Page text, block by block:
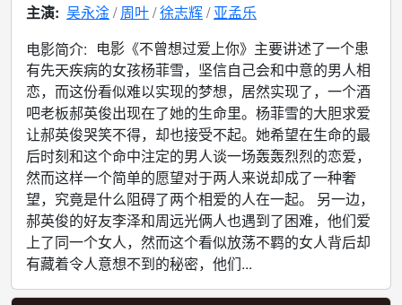
主演: 吴永淦 周叶 徐志辉 亚孟乐
电影简介: 电影《不曾想过爱上你》主要讲述了一个患
有先天疾病的女孩杨菲雪，坚信自己会和中意的男人相
恋，而这份看似难以实现的梦想，居然实现了，一个酒
吧老板郝英俊出现在了她的生命里。杨菲雪的大胆求爱
让郝英俊哭笑不得，却也接受不起。她希望在生命的最
后时刻和这个命中注定的男人谈一场轰轰烈烈的恋爱，
然而这样一个简单的愿望对于两人来说却成了一种奢
望，究竟是什么阻碍了两个相爱的人在一起。 另一边，
郝英俊的好友李泽和周远光俩人也遇到了困难，他们爱
上了同一个女人，然而这个看似放荡不羁的女人背后却
有藏着令人意想不到的秘密，他们...